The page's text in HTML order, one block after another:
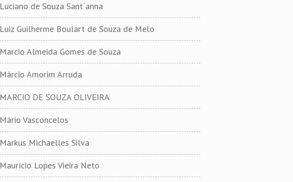
Luciano de Souza Sant´anna
Luiz Guilherme Boulart de Souza de Melo
Marcio Almeida Gomes de Souza
Márcio Amorim Arruda
MARCIO DE SOUZA OLIVEIRA
Mário Vasconcelos
Markus Michaelles Silva
Maurício Lopes Vieira Neto